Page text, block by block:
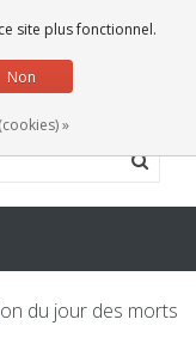
0 Articles
du jour des morts
site plus fonctionnel.
Non
»